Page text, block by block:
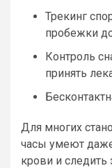
Трекинг
пробежки
Контроль
принять
Для многих
часы умеют
крови и